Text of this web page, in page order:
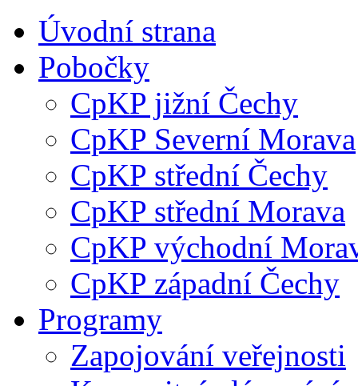
Úvodní strana
Pobočky
CpKP jižní Čechy
CpKP Severní Morava
CpKP střední Čechy
CpKP střední Morava
CpKP východní
CpKP západní Čechy
Programy
Zapojování veřejnosti